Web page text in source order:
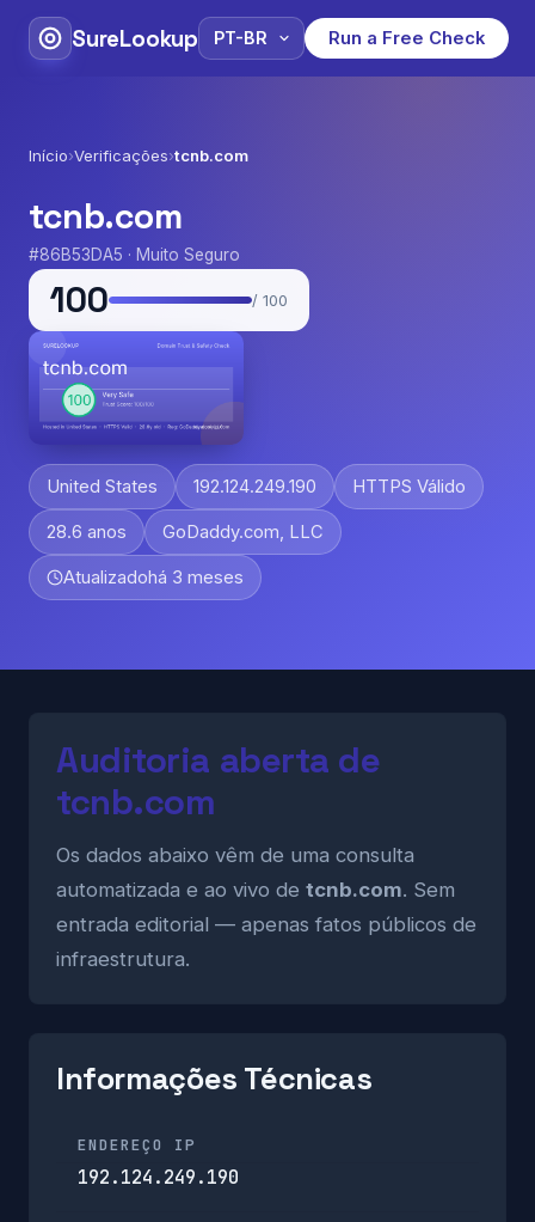
SureLookup Run a Free Check
Início›Verificações›tcnb.com
tcnb.com
#86B53DA5 · Muito Seguro
100 / 100
United States 192.124.249.190 HTTPS Válido
28.6 anos GoDaddy.com, LLC
Atualizadohá 3 meses
Auditoria aberta de
tcnb.com
Os dados abaixo vêm de uma consulta
automatizada e ao vivo de tcnb.com. Sem
entrada editorial — apenas fatos públicos de
infraestrutura.
Informações Técnicas
ENDEREÇO IP
192.124.249.190